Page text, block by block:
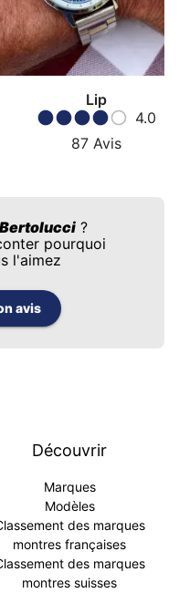
Lip
4.0
87 Avis
Bertolucci ?
pourquoi
l'aimez
avis
Découvrir
Marques
Modèles
des marques
montres françaises
des marques
montres suisses